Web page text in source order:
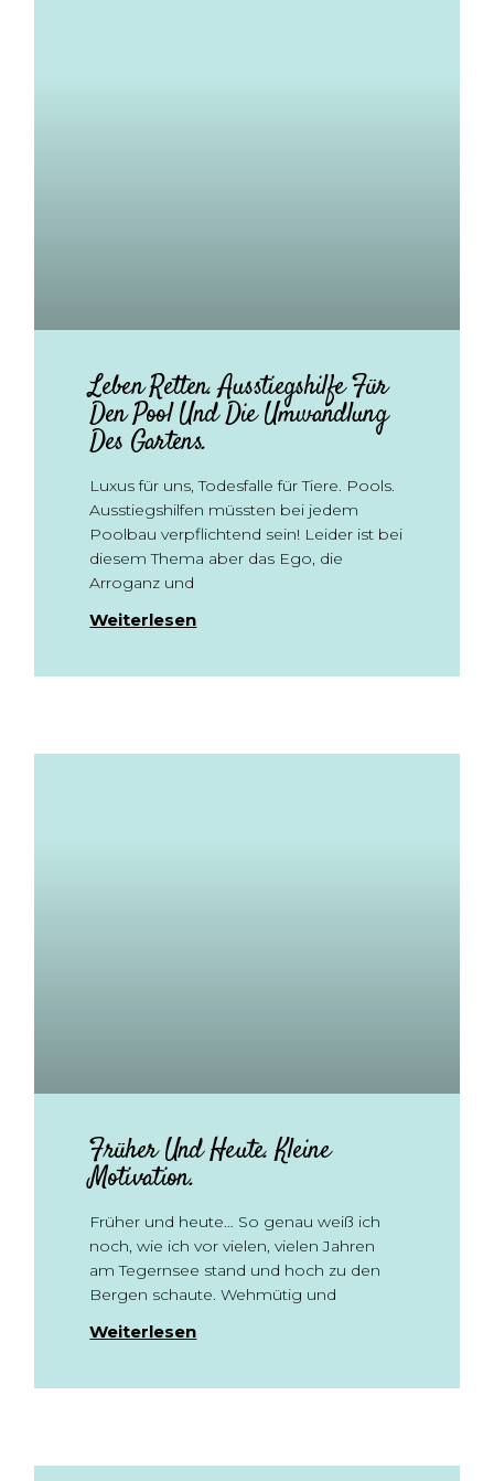
Leben Retten. Ausstiegshilfe Für
Den Pool Und Die Umwandlung
Des Gartens.
Luxus für uns, Todesfalle für Tiere. Pools.
Ausstiegshilfen müssten bei jedem
Poolbau verpflichtend sein! Leider ist bei
diesem Thema aber das Ego, die
Arroganz und
Weiterlesen
Früher Und Heute. Kleine
Motivation.
Früher und heute… So genau weiß ich
noch, wie ich vor vielen, vielen Jahren
am Tegernsee stand und hoch zu den
Bergen schaute. Wehmütig und
Weiterlesen